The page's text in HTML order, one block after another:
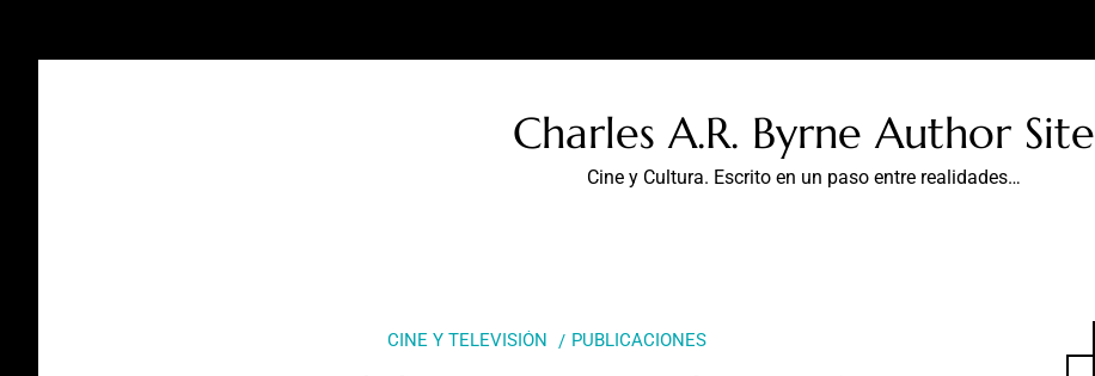
Charles A.R. Byrne Author Site
Cine y Cultura. Escrito en un paso entre realidades…
CINE Y TELEVISIÓN PUBLICACIONES